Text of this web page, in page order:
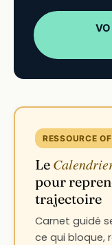
RESSOURCE
Le
pour
trajectoire
Carnet guidé
ce qui bloque,